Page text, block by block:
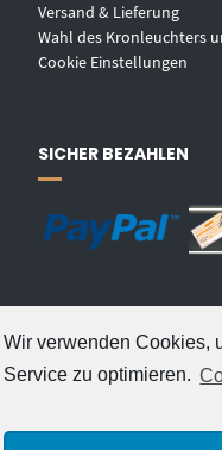
Wir verwenden Cookies,
Service zu optimieren.
Versand & Lieferung
Wahl des Kronleuchters
Cookie Einstellungen
SICHER BEZAHLEN
VERSANDARTEN